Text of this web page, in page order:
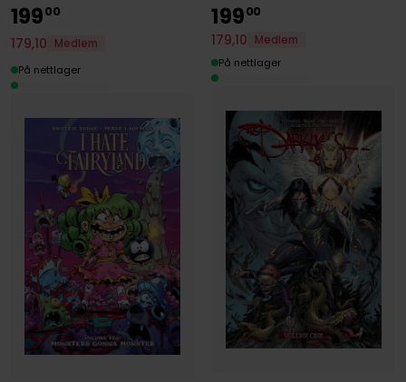
19900
179,10
Medlem
På nettlager
19900
179,10
Medlem
På nettlager